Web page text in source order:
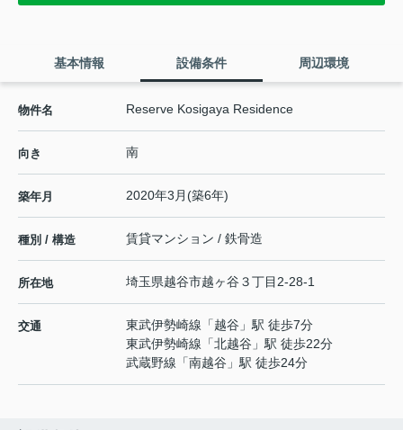
基本情報 設備条件 周辺環境
物件名 Reserve Kosigaya Residence
向き 南
築年月 2020年3月(築6年)
種別 / 構造 賃貸マンション / 鉄骨造
所在地 埼玉県越谷市越ヶ谷 ３丁目2-28-1
交通 東武伊勢崎線 「越谷 」駅 徒歩7分
東武伊勢崎線 「北越谷 」駅 徒歩22分
武蔵野線 「南越谷 」駅 徒歩24分